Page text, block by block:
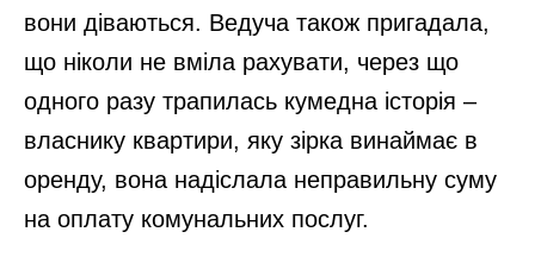
вони діваються. Ведуча також пригадала,
що ніколи не вміла рахувати, через що
одного разу трапилась кумедна історія –
власнику квартири, яку зірка винаймає в
оренду, вона надіслала неправильну суму
на оплату комунальних послуг.